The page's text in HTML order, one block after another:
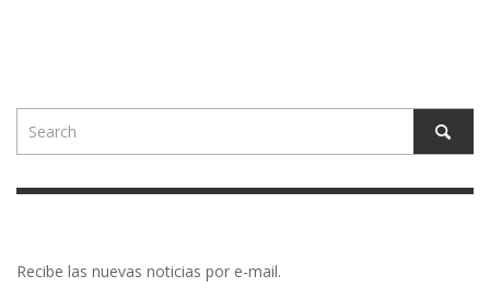
Recibe las nuevas noticias por e-mail.